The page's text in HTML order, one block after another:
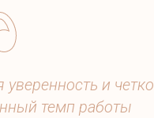
уверенность и четко
темп работы